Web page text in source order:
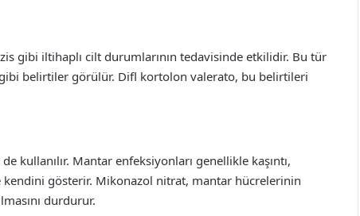
gibi iltihaplı cilt durumlarının tedavisinde etkilidir. Bu tür
gibi belirtiler görülür. Difl kortolon valerato, bu belirtileri
kullanılır. Mantar enfeksiyonları genellikle kaşıntı,
kendini gösterir. Mikonazol nitrat, mantar hücrelerinin
durdurur.